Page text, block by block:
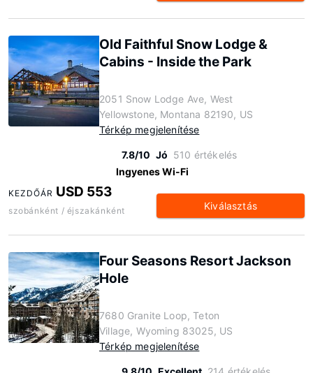
Old Faithful Snow Lodge &
Cabins - Inside the Park
2051 Snow Lodge Ave, West
Yellowstone, Montana 82190, US
Térkép megjelenítése
7.8/10 Jó 510 értékelés
Ingyenes Wi-Fi
KEZDŐÁR USD 553
szobánként / éjszakánként Kiválasztás
Four Seasons Resort Jackson
Hole
7680 Granite Loop, Teton
Village, Wyoming 83025, US
Térkép megjelenítése